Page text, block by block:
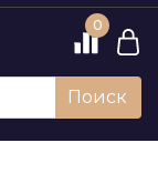
0
Поиск